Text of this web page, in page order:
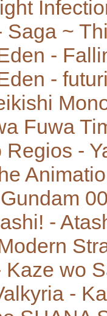
Saga ~
-
-
Fuwa
Regios -
-
Kaze wo
-